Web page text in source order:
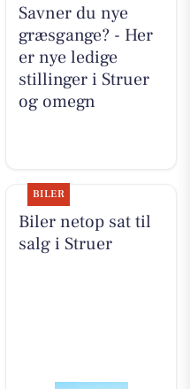
Savner du nye
græsgange? - Her
er nye ledige
stillinger i Struer
og omegn
BILER
Biler netop sat til
salg i Struer